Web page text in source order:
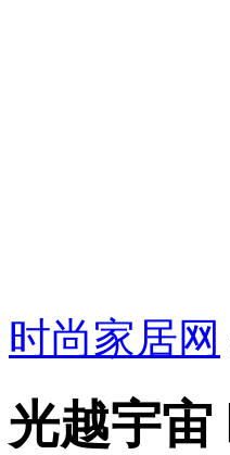
时尚家居网
光越宇